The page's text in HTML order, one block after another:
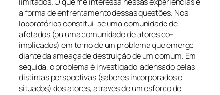
a forma de enfrentamento dessas questões. Nos
laboratórios constitui-se uma comunidade de
afetados (ou uma comunidade de atores co-
implicados) em torno de um problema que emerge
diante da ameaça de destruição de um comum. Em
seguida, o problema é investigado, adensado pelas
distintas perspectivas (saberes incorporados e
situados) dos atores, através de um esforço de